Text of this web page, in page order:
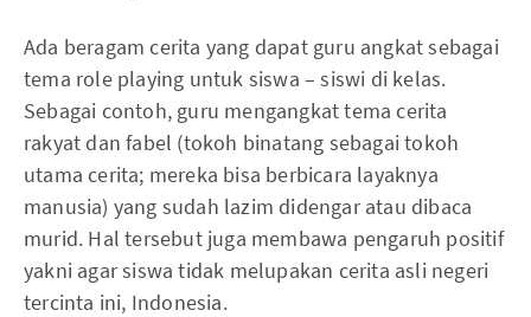
Ada beragam cerita yang dapat guru angkat sebagai
tema role playing untuk siswa – siswi di kelas.
Sebagai contoh, guru mengangkat tema cerita
rakyat dan fabel (tokoh binatang sebagai tokoh
utama cerita; mereka bisa berbicara layaknya
manusia) yang sudah lazim didengar atau dibaca
murid. Hal tersebut juga membawa pengaruh positif
yakni agar siswa tidak melupakan cerita asli negeri
tercinta ini, Indonesia.